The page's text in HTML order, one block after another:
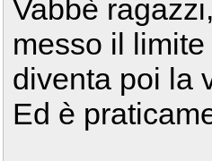
Vabbè
messo il limite
diventa poi la
Ed è